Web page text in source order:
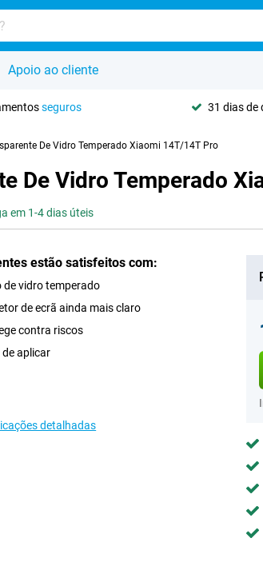
Apoio ao cliente
seguros 31 dias de
De Vidro Temperado Xiaomi 14T/14T Pro
De Vidro Temperado
em 1-4 dias úteis
estão satisfeitos com:
de vidro temperado
de ecrã ainda mais claro
contra riscos
de aplicar
detalhadas